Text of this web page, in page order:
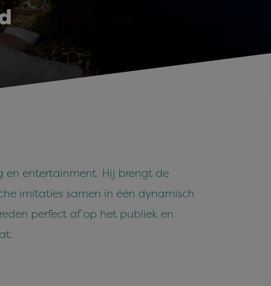
en entertainment. Hij brengt de
imitaties samen in één dynamisch
perfect af op het publiek en